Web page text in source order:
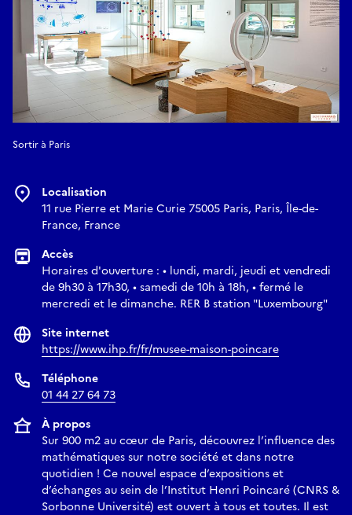
Sortir à Paris
Localisation
11 rue Pierre et Marie Curie 75005 Paris, Paris, Île-de-
France, France
Accès
Horaires d'ouverture : • lundi, mardi, jeudi et vendredi
de 9h30 à 17h30, • samedi de 10h à 18h, • fermé le
mercredi et le dimanche. RER B station "Luxembourg"
Site internet
https://www.ihp.fr/fr/musee-maison-poincare
Téléphone
01 44 27 64 73
À propos
Sur 900 m2 au cœur de Paris, découvrez l’influence des
mathématiques sur notre société et dans notre
quotidien ! Ce nouvel espace d’expositions et
d’échanges au sein de l’Institut Henri Poincaré (CNRS &
Sorbonne Université) est ouvert à tous et toutes. Il est